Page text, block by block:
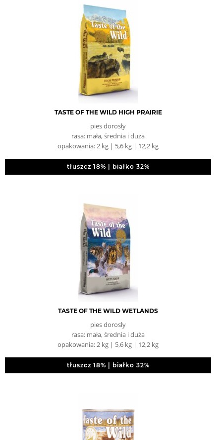
TASTE OF THE WILD HIGH PRAIRIE
pies dorosły
rasa: mała, średnia i duża
opakowania: 2 kg | 5,6 kg | 12,2 kg
tłuszcz 18% | białko 32%
TASTE OF THE WILD WETLANDS
pies dorosły
rasa: mała, średnia i duża
opakowania: 2 kg | 5,6 kg | 12,2 kg
tłuszcz 18% | białko 32%